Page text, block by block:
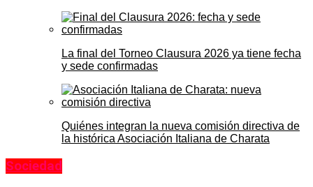
La final del Torneo Clausura 2026 ya tiene fecha
y sede confirmadas
Quiénes integran la nueva comisión directiva de
la histórica Asociación Italiana de Charata
Sociedad